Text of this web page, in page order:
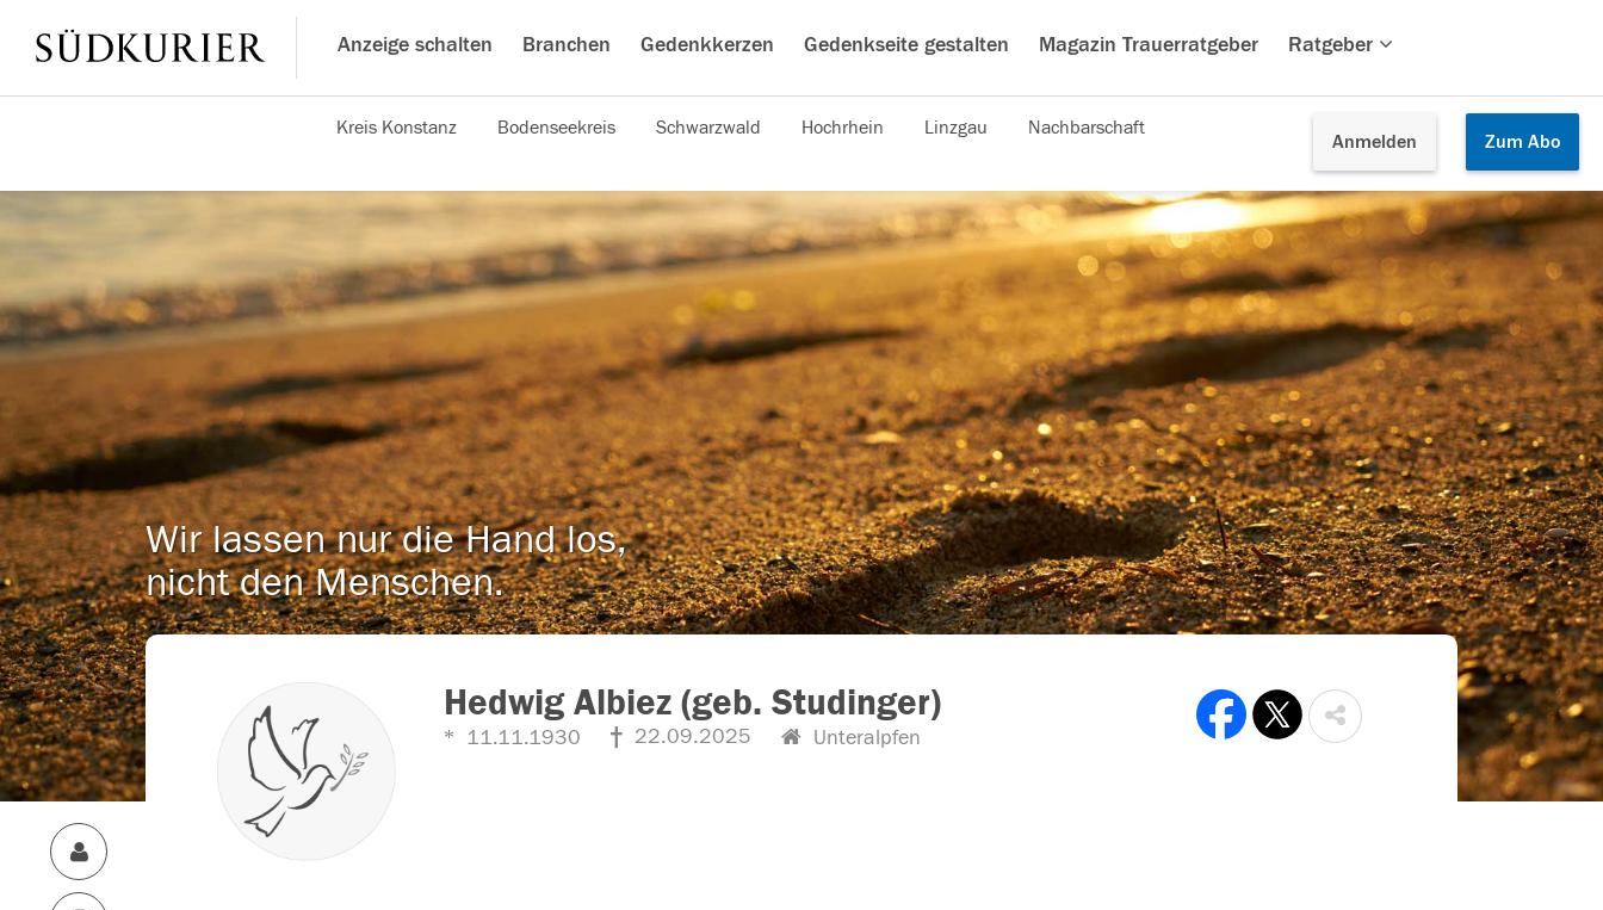
Anzeige schalten Branchen Gedenkkerzen Gedenkseite gestalten Magazin Trauerratgeber Ratgeber
Anmelden Zum Abo
Kreis Konstanz Bodenseekreis Schwarzwald Hochrhein Linzgau Nachbarschaft
Wir lassen nur die Hand los,
nicht den Menschen.
Hedwig Albiez (geb. Studinger)
11.11.1930 22.09.2025 Unteralpfen